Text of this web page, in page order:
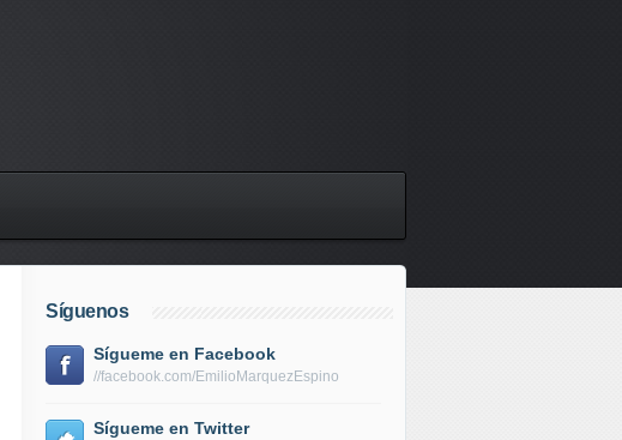
Síguenos
Sígueme en Facebook
//facebook.com/EmilioMarquezEspino
Sígueme en Twitter